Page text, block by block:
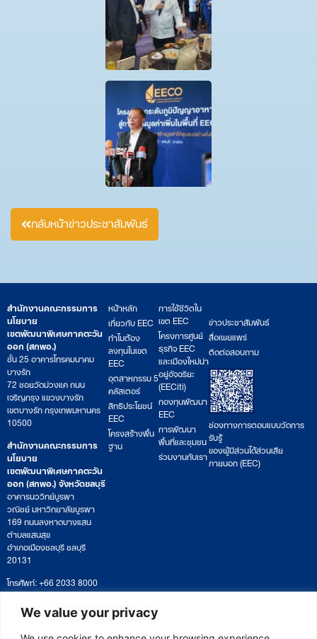
We value your privacy
กลับหน้าข่าวประชาสัมพันธ์
สำนักงานคณะกรรมการ
นโยบาย
เขตพัฒนาพิเศษภาคตะวัน
ออก (สกพอ.)
ชั้น 25 อาคารโทรคมนาคม
บางรัก
72 ซอยวัดม่วงแค ถนน
เจริญกรุง แขวงบางรัก
เขตบางรัก กรุงเทพมหานคร
10500
สำนักงานคณะกรรมการ
นโยบาย
เขตพัฒนาพิเศษภาคตะวัน
ออก (สกพอ.) จังหวัดชลบุรี
อาคารนววิทย์บูรพา
วณิชย์ มหาวิทยาลัยบูรพา
169 ถนนลงหาดบางแสน
ตำบลแสนสุข
อำเภอเมืองชลบุรี ชลบุรี
20131
โทรศัพท์: +66 2033 8000
เวลาทำการ: จันทร์ – ศุกร์
09:00 – 17:00 น.
ติดตามหนังสือหรือยื่นเอกสาร
saraban@eeco.or.th
หน้าหลัก
เกี่ยวกับ EEC
ทำไมต้อง
ลงทุนในเขต
EEC
อุตสาหกรรม 5
คลัสเตอร์
สิทธิประโยชน์
EEC
โครงสร้างพื้น
ฐาน
การใช้ชีวิตใน
เขต EEC
โครงการศูนย์
ธุรกิจ EEC
และเมืองใหม่น่า
อยู่อัจฉริยะ
(EECiti)
กองทุนพัฒนา
EEC
การพัฒนา
พื้นที่และชุมชน
ร่วมงานกับเรา
ข่าวประชาสัมพันธ์
สื่อเผยแพร่
ติดต่อสอบถาม
ช่องทางการตอบแบบวัดการ
รับรู้
ของผู้มีส่วนได้ส่วนเสีย
ภายนอก (EEC)